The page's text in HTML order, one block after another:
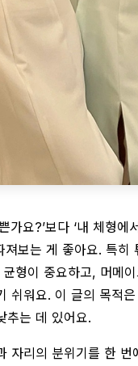
가요?’보다 ‘내 체형에
져보는 게 좋아요. 특히
형이 중요하고, 머메
쉬워요. 이 글의 목적
추는 데 있어요.
자리의 분위기를 한 번